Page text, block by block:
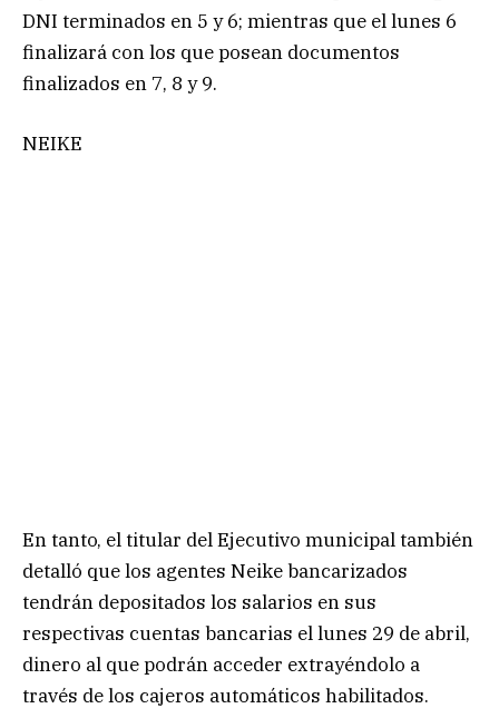
DNI terminados en 5 y 6; mientras que el lunes 6
finalizará con los que posean documentos
finalizados en 7, 8 y 9.
NEIKE
En tanto, el titular del Ejecutivo municipal también
detalló que los agentes Neike bancarizados
tendrán depositados los salarios en sus
respectivas cuentas bancarias el lunes 29 de abril,
dinero al que podrán acceder extrayéndolo a
través de los cajeros automáticos habilitados.